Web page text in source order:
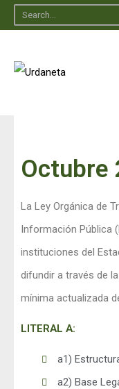
Octubre
La Ley Orgánica de
Información Pública
instituciones del
difundir a través de
mínima actualizada
LITERAL A:
a1)
a2) Base